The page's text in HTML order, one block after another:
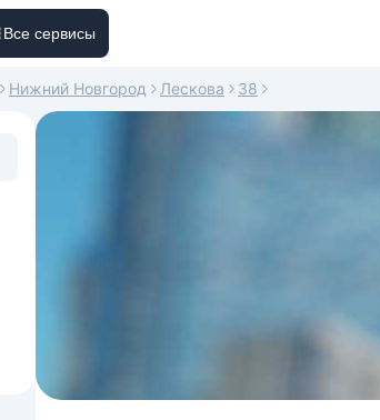
Все сервисы
Нижний Новгород Лескова 38